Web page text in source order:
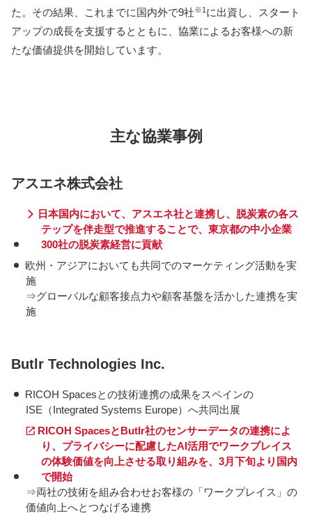
た。その結果、これまでに国内外で9社※1 に出資し、スタート
アップの成長を支援するとともに、協業によるお客様への新
たな価値提供を開始しています。
主な協業事例
アスエネ株式会社
日本国内において、アスエネ社と連携し、脱炭素の各ス
テップを伴走型で推進することで、東京都の中小企業
300社の脱炭素経営に貢献
欧州・アジアにおいても共同でのマーケティング活動を実
施
⇒グローバルな顧客接点力や顧客基盤を活かした連携を実
施
Butlr Technologies Inc.
RICOH Spacesとの技術連携の成果をスペインの
ISE（Integrated Systems Europe）へ共同出展
RICOH SpacesとButlr社のセンサーデータの連携によ
り、プライバシーに配慮したAI活用でワークプレイス
の体験価値を向上させる取り組みを、3月下旬より国内
で開始
⇒両社の技術を組み合わせお客様の「ワークプレイス」の
価値向上へとつなげる連携